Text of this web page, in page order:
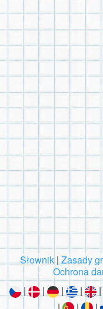
Słownik| Zasady
Ochrona
|
| | | |